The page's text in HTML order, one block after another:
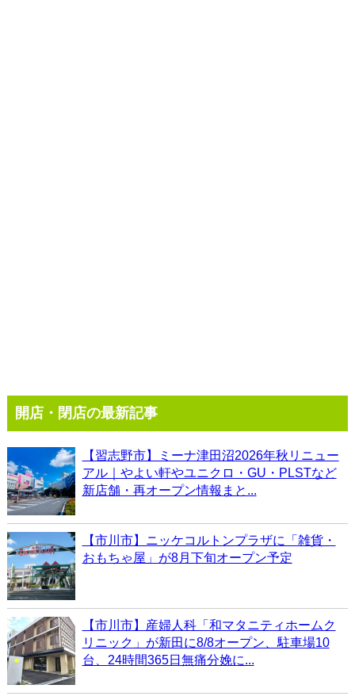
開店・閉店の最新記事
【習志野市】ミーナ津田沼2026年秋リニュー
アル｜やよい軒やユニクロ・GU・PLSTなど
新店舗・再オープン情報まと...
【市川市】ニッケコルトンプラザに「雑貨・
おもちゃ屋」が8月下旬オープン予定
【市川市】産婦人科「和マタニティホームク
リニック」が新田に8/8オープン、駐車場10
台、24時間365日無痛分娩に...